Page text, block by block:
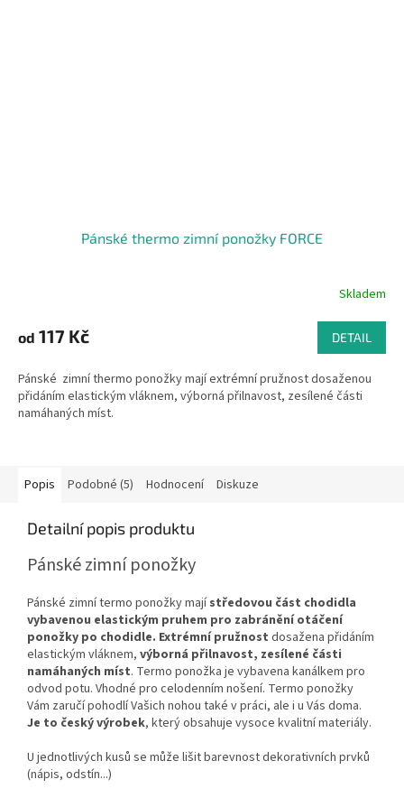
Pánské thermo zimní ponožky FORCE
Skladem
od 117 Kč DETAIL
Pánské zimní thermo ponožky mají extrémní pružnost dosaženou
přidáním elastickým vláknem, výborná přilnavost, zesílené části
namáhaných míst.
Popis Podobné (5) Hodnocení Diskuze
Detailní popis produktu
Pánské zimní ponožky
Pánské zimní termo ponožky majístředovou část chodidla
vybavenou elastickým pruhem pro zabránění otáčení
ponožky po chodidle. Extrémní pružnost dosažena přidáním
elastickým vláknem, výborná přilnavost, zesílené části
namáhaných míst. Termo ponožka je vybavena kanálkem pro
odvod potu. Vhodné pro celodenním nošení. Termo ponožky
Vám zaručí pohodlí Vašich nohou také v práci, ale i u Vás doma.
Je to český výrobek, který obsahuje vysoce kvalitní materiály.
U jednotlivých kusů se může lišit barevnost dekorativních prvků
(nápis, odstín...)